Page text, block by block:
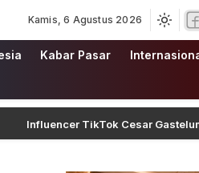
Kamis, 6 Agustus 2026
Kabar Pasar
TikTok Cesar Gastelum